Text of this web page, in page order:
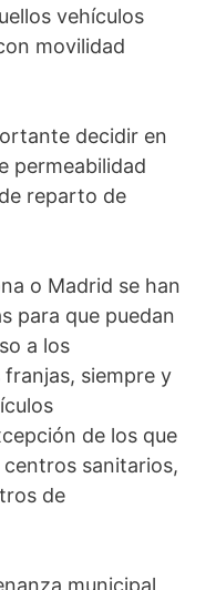
vehículos
movilidad
decidir en
permeabilidad
reparto de
o Madrid se han
para que puedan
a los
siempre y
de los que
sanitarios,
de
municipal